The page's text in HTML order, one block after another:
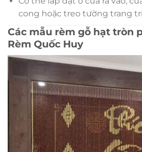
cong hoặc treo tường trang
Các mẫu rèm gỗ hạt tròn
Rèm Quốc Huy